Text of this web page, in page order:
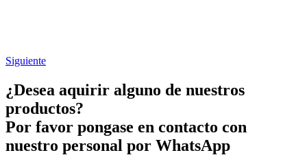
Siguiente
¿Desea aquirir alguno de nuestros
productos?
Por favor pongase en contacto con
nuestro personal por WhatsApp